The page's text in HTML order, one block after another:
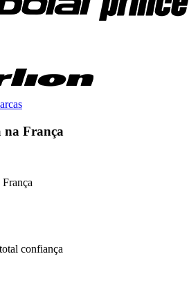
na França
confiança